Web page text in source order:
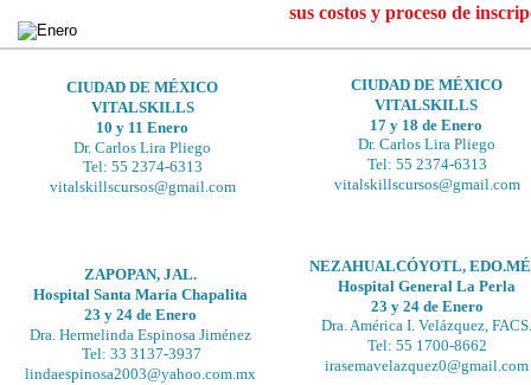
sus costos y proceso de
CIUDAD DE MÉXICO
VITALSKILLS
10 y 11 Enero
Dr. Carlos Lira Pliego
Tel: 55 2374-6313
vitalskillscursos@gmail.com
ZAPOPAN, JAL.
Hospital Santa María Chapalita
23 y 24 de Enero
Dra. Hermelinda Espinosa Jiménez
Tel: 33 3137-3937
lindaespinosa2003@yahoo.com.mx
CIUDAD DE MÉXICO
VITALSKILLS
17 y 18 de Enero
Dr. Carlos Lira Pliego
Tel: 55 2374-6313
vitalskillscursos@gmail.com
NEZAHUALCÓYOTL,
Hospital General La Perla
23 y 24 de Enero
Dra. América I. Velázquez,
Tel: 55 1700-8662
irasemavelazquez0@gmail.com